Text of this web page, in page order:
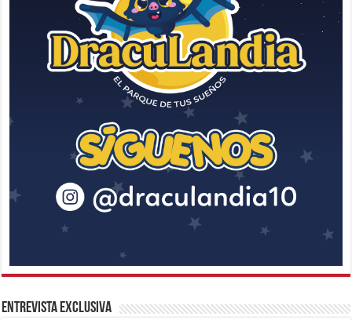
Entrevista Exclusiva